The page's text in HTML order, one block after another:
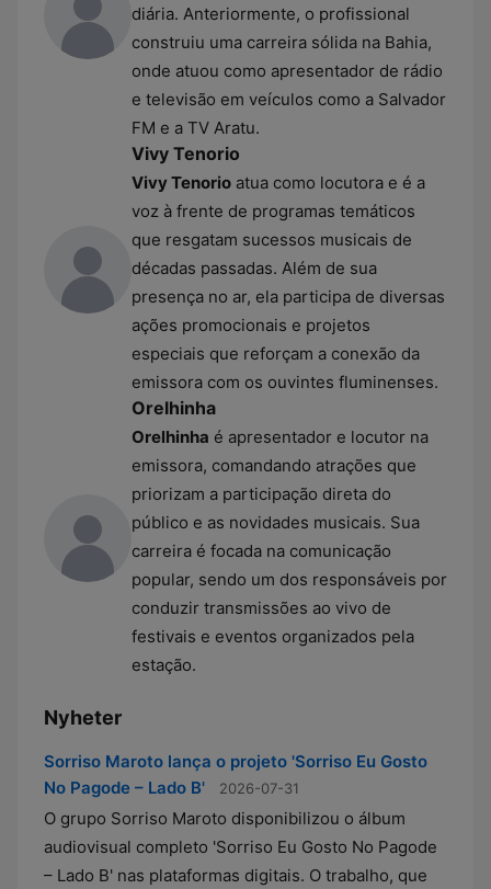
diária. Anteriormente, o profissional
construiu uma carreira sólida na Bahia,
onde atuou como apresentador de rádio
e televisão em veículos como a Salvador
FM e a TV Aratu.
Vivy Tenorio
Vivy Tenorio atua como locutora e é a
voz à frente de programas temáticos
que resgatam sucessos musicais de
décadas passadas. Além de sua
presença no ar, ela participa de diversas
ações promocionais e projetos
especiais que reforçam a conexão da
emissora com os ouvintes fluminenses.
Orelhinha
Orelhinha é apresentador e locutor na
emissora, comandando atrações que
priorizam a participação direta do
público e as novidades musicais. Sua
carreira é focada na comunicação
popular, sendo um dos responsáveis por
conduzir transmissões ao vivo de
festivais e eventos organizados pela
estação.
Nyheter
Sorriso Maroto lança o projeto 'Sorriso Eu Gosto
No Pagode – Lado B'
2026-07-31
O grupo Sorriso Maroto disponibilizou o álbum
audiovisual completo 'Sorriso Eu Gosto No Pagode
– Lado B' nas plataformas digitais. O trabalho, que